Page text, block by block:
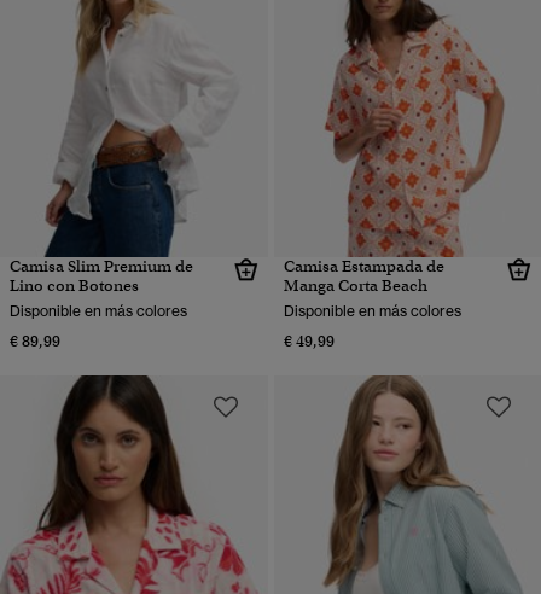
Camisa Slim Premium de
Lino con Botones
Disponible en más colores
€ 89,99
Camisa Estampada de
Manga Corta Beach
Disponible en más colores
€ 49,99